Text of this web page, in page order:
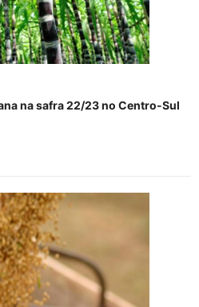
na safra 22/23 no Centro-Sul